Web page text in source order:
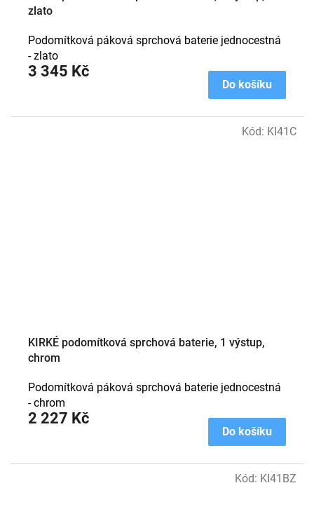
zlato
3 345 Kč
Do košíku
Podomítková páková sprchová baterie jednocestná
- zlato
KIRKÉ podomítková sprchová baterie, 1 výstup,
chrom
2 227 Kč
Do košíku
Podomítková páková sprchová baterie jednocestná
- chrom
Kód: KI41C
Kód: KI41BZ